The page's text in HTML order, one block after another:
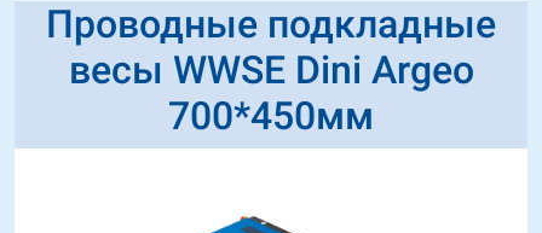
Проводные подкладные
весы WWSЕ Dini Argeo
700*450мм